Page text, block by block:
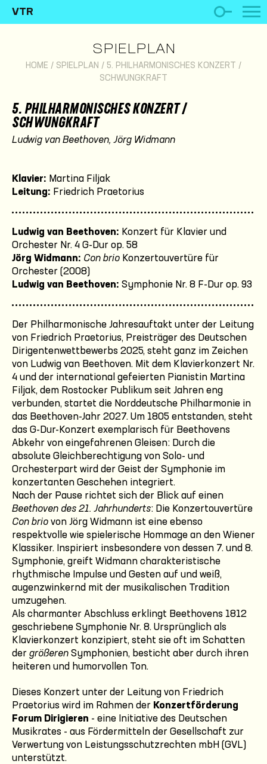
VTR
SPIELPLAN
HOME / SPIELPLAN / 5. PHILHARMONISCHES KONZERT /
SCHWUNGKRAFT
5. PHILHARMONISCHES KONZERT /
SCHWUNGKRAFT
Ludwig van Beethoven, Jörg Widmann
Klavier: Martina Filjak
Leitung: Friedrich Praetorius
Ludwig van Beethoven: Konzert für Klavier und
Orchester Nr. 4 G-Dur op. 58
Jörg Widmann: Con brio Konzertouvertüre für
Orchester (2008)
Ludwig van Beethoven: Symphonie Nr. 8 F-Dur op. 93
Der Philharmonische Jahresauftakt unter der Leitung
von Friedrich Praetorius, Preisträger des Deutschen
Dirigentenwettbewerbs 2025, steht ganz im Zeichen
von Ludwig van Beethoven. Mit dem Klavierkonzert Nr.
4 und der international gefeierten Pianistin Martina
Filjak, dem Rostocker Publikum seit Jahren eng
verbunden, startet die Norddeutsche Philharmonie in
das Beethoven-Jahr 2027. Um 1805 entstanden, steht
das G-Dur-Konzert exemplarisch für Beethovens
Abkehr von eingefahrenen Gleisen: Durch die
absolute Gleichberechtigung von Solo- und
Orchesterpart wird der Geist der Symphonie im
konzertanten Geschehen integriert.
Nach der Pause richtet sich der Blick auf einen
Beethoven des 21. Jahrhunderts: Die Konzertouvertüre
Con brio von Jörg Widmann ist eine ebenso
respektvolle wie spielerische Hommage an den Wiener
Klassiker. Inspiriert insbesondere von dessen 7. und 8.
Symphonie, greift Widmann charakteristische
rhythmische Impulse und Gesten auf und weiß,
augenzwinkernd mit der musikalischen Tradition
umzugehen.
Als charmanter Abschluss erklingt Beethovens 1812
geschriebene Symphonie Nr. 8. Ursprünglich als
Klavierkonzert konzipiert, steht sie oft im Schatten
der größeren Symphonien, besticht aber durch ihren
heiteren und humorvollen Ton.
Dieses Konzert unter der Leitung von Friedrich
Praetorius wird im Rahmen der Konzertförderung
Forum Dirigieren - eine Initiative des Deutschen
Musikrates - aus Fördermitteln der Gesellschaft zur
Verwertung von Leistungsschutzrechten mbH (GVL)
unterstützt.